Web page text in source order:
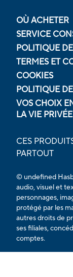
OÙ ACHETER
SERVICE
POLITIQUE
TERMES ET
COOKIES
POLITIQUE
VOS CHOIX
LA VIE PRIVÉE
CES
PARTOUT
© undefined
audio, visuel et
personnages,
protégé par les
autres droits de
ses filiales,
comptes.